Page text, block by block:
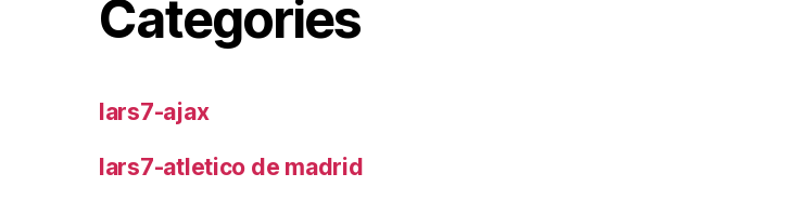
Categories
lars7-ajax
lars7-atletico de madrid